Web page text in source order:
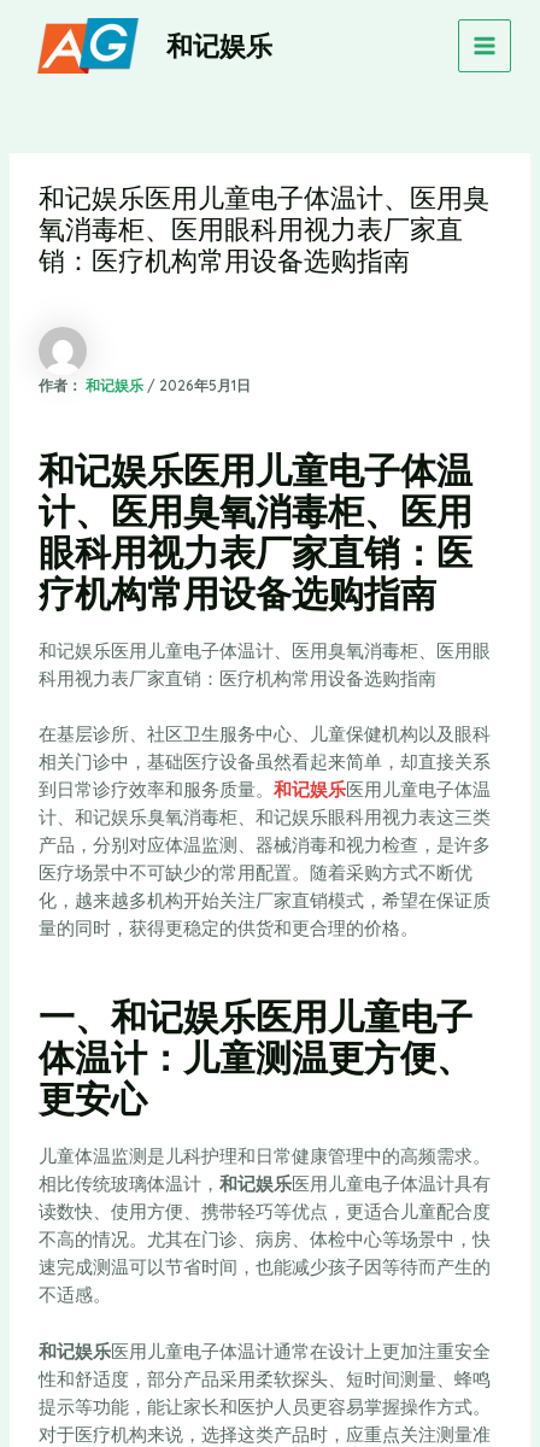
和记娱乐
MAIN
和记娱乐医用儿童电子体温计、医用臭
氧消毒柜、医用眼科用视力表厂家直
销：医疗机构常用设备选购指南
作者： 和记娱乐 / 2026年5月1日
和记娱乐医用儿童电子体温
计、医用臭氧消毒柜、医用
眼科用视力表厂家直销：医
疗机构常用设备选购指南
和记娱乐医用儿童电子体温计、医用臭氧消毒柜、医用眼
科用视力表厂家直销：医疗机构常用设备选购指南
在基层诊所、社区卫生服务中心、儿童保健机构以及眼科
相关门诊中，基础医疗设备虽然看起来简单，却直接关系
到日常诊疗效率和服务质量。 和记娱乐医用儿童电子体温
计、和记娱乐臭氧消毒柜、和记娱乐眼科用视力表这三类
产品，分别对应体温监测、器械消毒和视力检查，是许多
医疗场景中不可缺少的常用配置。随着采购方式不断优
化，越来越多机构开始关注厂家直销模式，希望在保证质
量的同时，获得更稳定的供货和更合理的价格。
一、和记娱乐医用儿童电子
体温计：儿童测温更方便、
更安心
儿童体温监测是儿科护理和日常健康管理中的高频需求。
相比传统玻璃体温计， 和记娱乐医用儿童电子体温计具有
读数快、使用方便、携带轻巧等优点，更适合儿童配合度
不高的情况。尤其在门诊、病房、体检中心等场景中，快
速完成测温可以节省时间，也能减少孩子因等待而产生的
不适感。
和记娱乐医用儿童电子体温计通常在设计上更加注重安全
性和舒适度，部分产品采用柔软探头、短时间测量、蜂鸣
提示等功能，能让家长和医护人员更容易掌握操作方式。
对于医疗机构来说，选择这类产品时，应重点关注测量准